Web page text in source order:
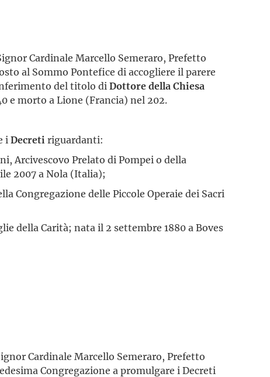
Cardinale Marcello Semeraro, Prefetto
al Sommo Pontefice di accogliere il parere
del titolo di Dottore della Chiesa
e morto a Lione (Francia) nel 202.
i Decreti riguardanti:
Arcivescovo Prelato di Pompei o della
2007 a Nola (Italia);
Congregazione delle Piccole Operaie dei Sacri
della Carità; nata il 2 settembre 1880 a Boves
Cardinale Marcello Semeraro, Prefetto
Congregazione a promulgare i Decreti